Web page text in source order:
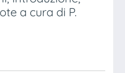
a cura di P.